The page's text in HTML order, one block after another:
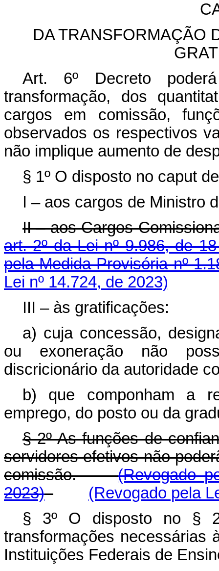
DA TRANSFORMAÇÃO
Art. 6º
Decreto
transformação, dos
cargos em comissão,
observados os respectivos
não implique aumento de
§ 1º O disposto no caput
I – aos cargos de Ministro
II – aos Cargos
art. 2º da Lei nº 9.986, de
pela Medida Provisória nº
Lei nº 14.724, de 2023)
III – às gratificações:
a) cuja concessão,
ou exoneração não
discricionário da autoridade
b) que componham a
emprego, do posto ou da
§ 2º As funções de
servidores efetivos não
comissão.(Revogado
2023)
(Revogado pela
§ 3º O disposto no §
transformações necessárias
Instituições Federais de